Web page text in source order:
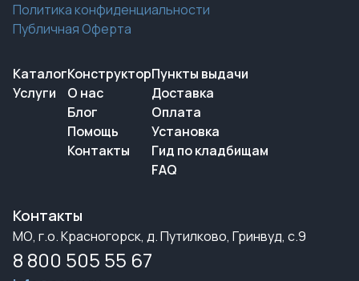
Политика конфиденциальности
Публичная Оферта
Каталог
Услуги
Конструктор
О нас
Блог
Помощь
Контакты
Пункты выдачи
Доставка
Оплата
Установка
Гид по кладбищам
FAQ
Контакты
МО, г.о. Красногорск, д. Путилково, Гринвуд, с.9
8 800 505 55 67